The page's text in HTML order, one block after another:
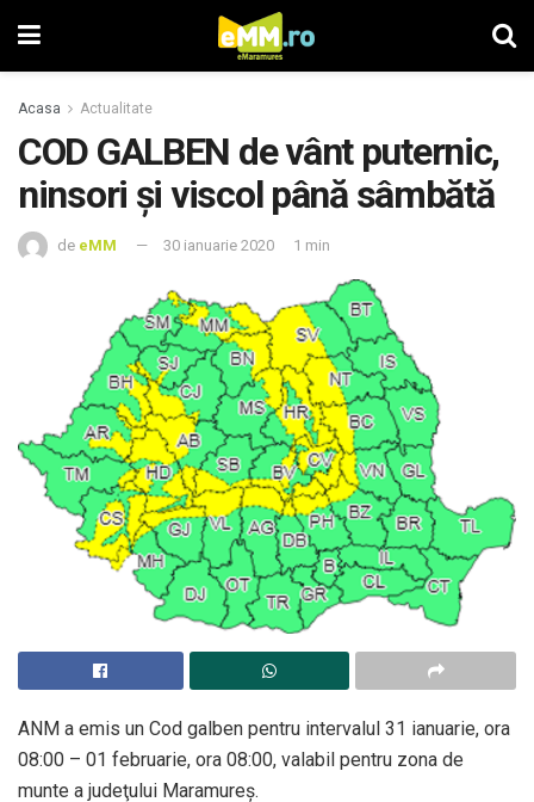
Acasa Actualitate
COD GALBEN de vânt puternic,
ninsori şi viscol până sâmbătă
de eMM 30 ianuarie 2020 1 min
ANM a emis un Cod galben pentru intervalul 31 ianuarie, ora
08:00 – 01 februarie, ora 08:00, valabil pentru zona de
munte a judeţului Maramureş.